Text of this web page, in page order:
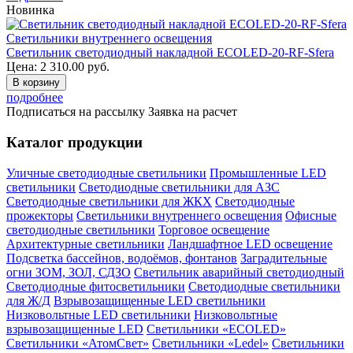
Новинка
Светильники внутреннего освещения
Светильник светодиодный накладной ECOLED-20-RF-Sfera
Цена: 2 310.00 руб.
В корзину
подробнее
Подписаться на рассылку Заявка на расчет
Каталог продукции
Уличные светодиодные светильники Промышленные LED
светильники Светодиодные светильники для АЗС
Светодиодные светильники для ЖКХ Светодиодные
прожекторы Светильники внутреннего освещения Офисные
светодиодные светильники Торговое освещение
Архитектурные светильники Ландшафтное LED освещение
Подсветка бассейнов, водоёмов, фонтанов Заградительные
огни ЗОМ, ЗОЛ, СДЗО Светильник аварийный светодиодный
Светодиодные фитосветильники Светодиодные светильники
для Ж/Д Взрывозащищенные LED светильники
Низковольтные LED светильники Низковольтные
взрывозащищенные LED Светильники «ECOLED»
Светильники «АтомСвет» Светильники «Ledel» Светильники